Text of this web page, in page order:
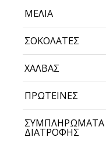
ΜΕΛΙΑ
ΣΟΚΟΛΑΤΕΣ
ΧΑΛΒΑΣ
ΠΡΩΤΕΙΝΕΣ
ΣΥΜΠΛΗΡΩΜΑΤΑ
ΔΙΑΤΡΟΦΗΣ